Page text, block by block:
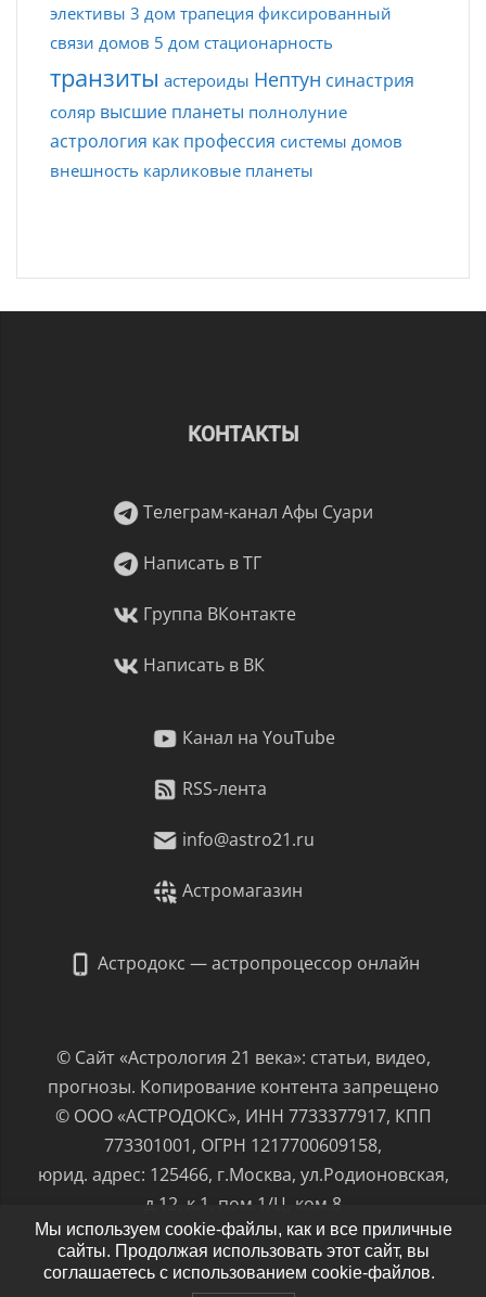
элективы 3 дом трапеция фиксированный
связи домов 5 дом стационарность
транзиты астероиды Нептун синастрия
соляр высшие планеты полнолуние
астрология как профессия системы домов
внешность карликовые планеты
КОНТАКТЫ
Телеграм-канал Афы Суари
Написать в ТГ
Группа ВКонтакте
Написать в ВК
Канал на YouTube
RSS-лента
info@astro21.ru
Астромагазин
Астродокс — астропроцессор онлайн
© Сайт «Астрология 21 века»: статьи, видео,
прогнозы. Копирование контента запрещено
© ООО «АСТРОДОКС», ИНН 7733377917, КПП
773301001, ОГРН 1217700609158,
юрид. адрес: 125466, г.Москва, ул.Родионовская,
д.12, к.1, пом.1/Ц, ком.8
Политика обработки персональных данных
Мы используем cookie-файлы, как и все приличные
сайты. Продолжая использовать этот сайт, вы
соглашаетесь с использованием cookie-файлов.